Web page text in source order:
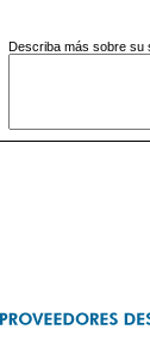
Describa más sobre su